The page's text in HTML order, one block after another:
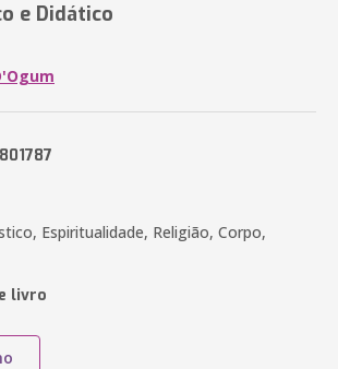
e Didático
Espiritualidade, Religião, Corpo,
livro